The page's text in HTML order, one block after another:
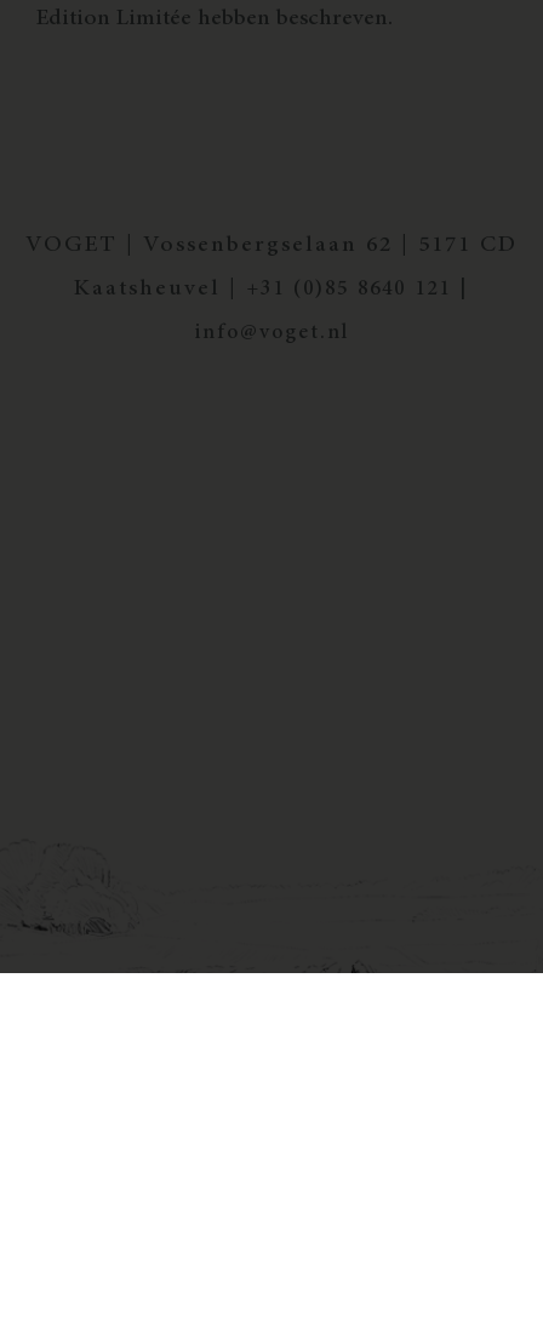
Edition Limitée hebben beschreven.
VOGET | Vossenbergselaan 62 | 5171 CD
Kaatsheuvel | +31 (0)85 8640 121 |
info@voget.nl